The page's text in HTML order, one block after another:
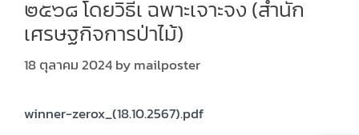
๒๕๖๘ โดยวิธีเ ฉพาะเจาะจง (สำนัก
เศรษฐกิจการป่าไม้)
18 ตุลาคม 2024bymailposter
winner-zerox_(18.10.2567).pdf